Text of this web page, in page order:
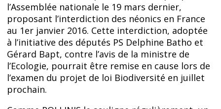
l’Assemblée nationale le 19 mars dernier,
proposant l’interdiction des néonics en France
au 1er janvier 2016. Cette interdiction, adoptée
à l’initiative des députés PS Delphine Batho et
Gérard Bapt, contre l’avis de la ministre de
l’Ecologie, pourrait être remise en cause lors de
l’examen du projet de loi Biodiversité en juillet
prochain.